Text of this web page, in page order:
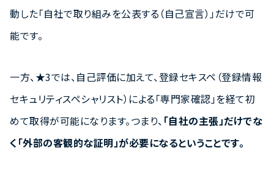
動した「自社で取り組みを公表する（自己宣言）」だけで可
能です。
一方、★3では、自己評価に加えて、登録セキスペ（登録情報
セキュリティスペシャリスト）による「専門家確認」を経て初
めて取得が可能になります。つまり、 「自社の主張」だけでな
く「外部の客観的な証明」が必要になるということです。